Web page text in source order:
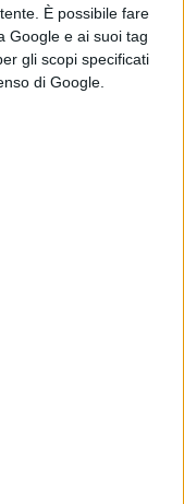
È possibile fare
Google e ai suoi tag
gli scopi specificati
di Google.
pubblica,
della
perfurto di